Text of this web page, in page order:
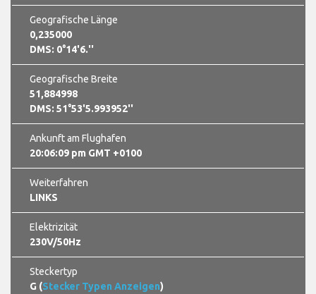
Geografische Länge
0,235000
DMS: 0°14'6.''
Geografische Breite
51,884998
DMS: 51°53'5.993952''
Ankunft am Flughafen
20:06:09 pm GMT +0100
Weiterfahren
LINKS
Elektrizität
230V/50Hz
Steckertyp
G (Stecker Typen Anzeigen)